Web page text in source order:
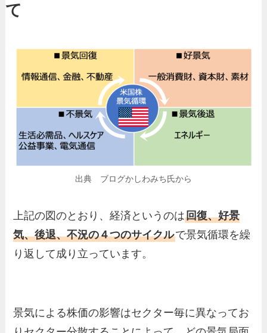
て
出典 ブログかしわみち氏から
上記の図のとおり、経済というのは回復、好景
気、後退、不況の４つのサイクルで景気循環を繰
り返して成り立っています。
景気による株価の影響はセクター毎に異なってお